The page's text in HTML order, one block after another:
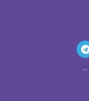
...